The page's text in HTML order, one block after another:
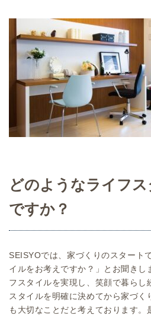
どのようなライフス
ですか？
SEISYOでは、家づくりのスタート
イルをお考えですか？」とお聞きし
フスタイルを実現し、笑顔で暮らし
スタイルを明確に決めてから家づく
も大切なことだと考えております。